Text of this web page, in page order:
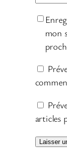
mon
articles